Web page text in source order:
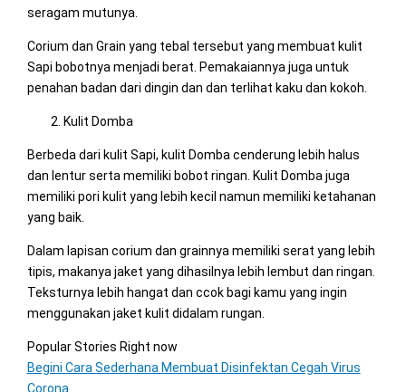
seragam mutunya.
Corium dan Grain yang tebal tersebut yang membuat kulit
Sapi bobotnya menjadi berat. Pemakaiannya juga untuk
penahan badan dari dingin dan dan terlihat kaku dan kokoh.
Kulit Domba
Berbeda dari kulit Sapi, kulit Domba cenderung lebih halus
dan lentur serta memiliki bobot ringan. Kulit Domba juga
memiliki pori kulit yang lebih kecil namun memiliki ketahanan
yang baik.
Dalam lapisan corium dan grainnya memiliki serat yang lebih
tipis, makanya jaket yang dihasilnya lebih lembut dan ringan.
Teksturnya lebih hangat dan ccok bagi kamu yang ingin
menggunakan jaket kulit didalam rungan.
Popular Stories Right now
Begini Cara Sederhana Membuat Disinfektan Cegah Virus
Corona